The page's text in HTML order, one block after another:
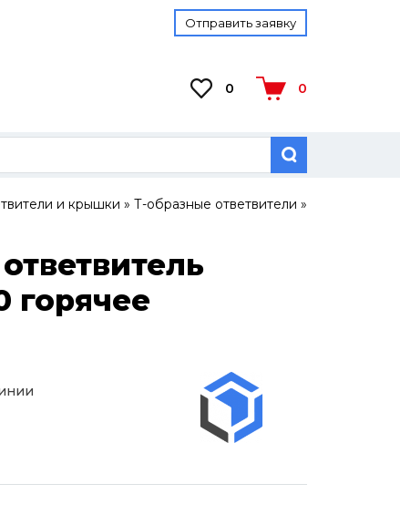
Отправить заявку
0 0
и крышки » Т-образные ответвители »
горячее